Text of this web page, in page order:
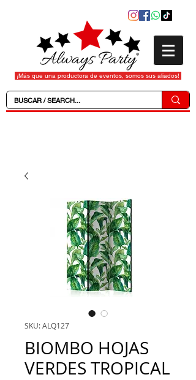
¡Más que una productora de eventos, somos sus aliados!
SKU: ALQ127
BIOMBO HOJAS
VERDES TROPICAL